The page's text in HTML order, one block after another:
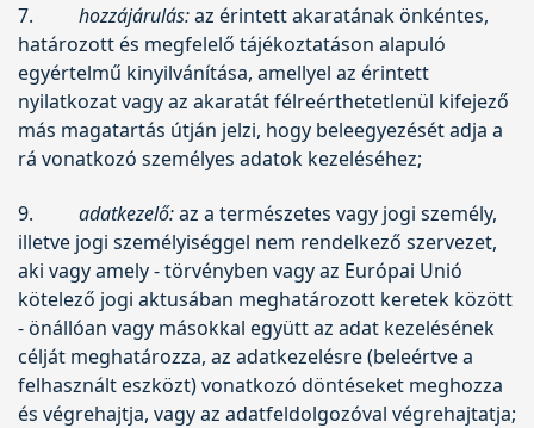
7. hozzájárulás:az érintett akaratának önkéntes,
határozott és megfelelő tájékoztatáson alapuló
egyértelmű kinyilvánítása, amellyel az érintett
nyilatkozat vagy az akaratát félreérthetetlenül kifejező
más magatartás útján jelzi, hogy beleegyezését adja a
rá vonatkozó személyes adatok kezeléséhez;
9. adatkezelő:az a természetes vagy jogi személy,
illetve jogi személyiséggel nem rendelkező szervezet,
aki vagy amely - törvényben vagy az Európai Unió
kötelező jogi aktusában meghatározott keretek között
- önállóan vagy másokkal együtt az adat kezelésének
célját meghatározza, az adatkezelésre (beleértve a
felhasznált eszközt) vonatkozó döntéseket meghozza
és végrehajtja, vagy az adatfeldolgozóval végrehajtatja;